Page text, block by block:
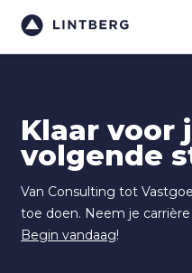
Klaar voor
volgende
Van Consulting tot
toe doen. Neem je
Begin vandaag!